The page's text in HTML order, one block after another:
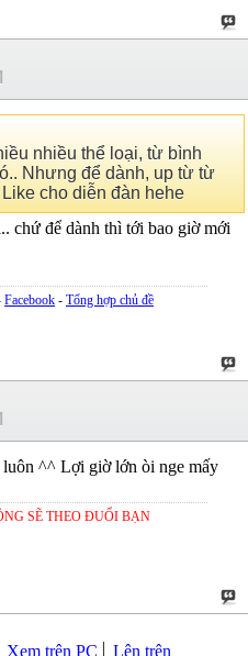
nhiều thể loại, từ bình
Nhưng để dành, up từ từ
cho diễn đàn hehe
chứ để dành thì tới bao giờ mới
Facebook - Tổng hợp chủ đề
^^ Lợi giờ lớn òi nge mấy
SẼ THEO ĐUỔI BẠN
Xem trên PC Lên trên